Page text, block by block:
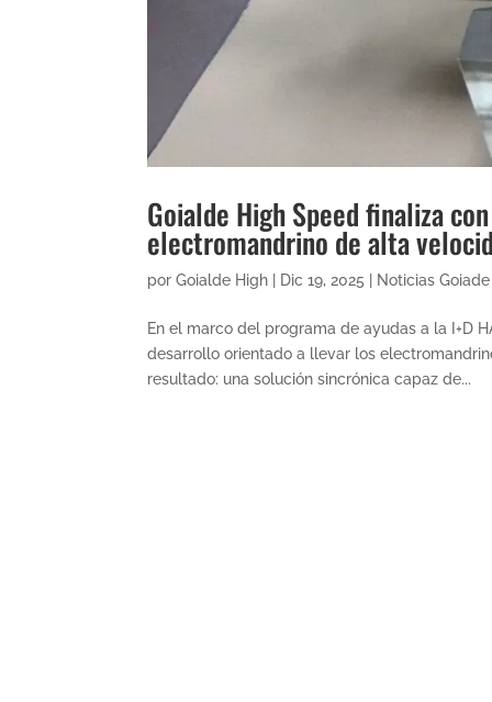
Goialde High Speed finaliza
electromandrino de alta
porGoialde High Dic 19, 2025 Noticias
En el marco del programa de ayudas a la I+D
desarrollo orientado a llevar los
resultado: una solución sincrónica capaz de...